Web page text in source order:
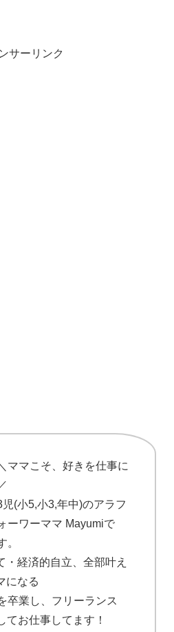
サーリンク
ママこそ、好きを仕事に
／
児(小5,小3,年中)のアラフ
ーワーママ Mayumiで
。
・経済的自立、全部叶え
になる
卒業し、フリーランス
てお仕事してます！